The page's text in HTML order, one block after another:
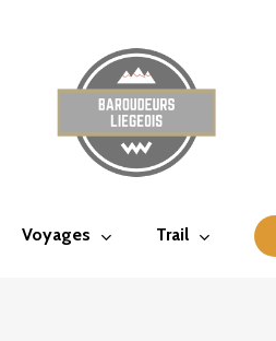
Voyages Trail